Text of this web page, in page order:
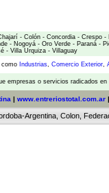
- Colón - Concordia - Crespo -
- Nogoyá - Oro Verde - Paraná -
- Villa Urquiza - Villaguay
como Industrias, Comercio Exterior,
empresas o servicios radicados
| www.entreriostotal.com.ar
Argentina Colon